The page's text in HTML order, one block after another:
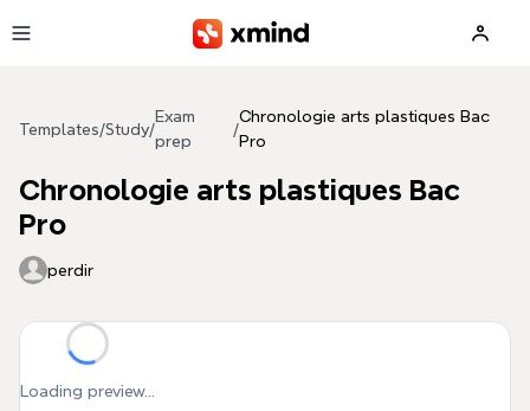
Templates/Study/
Exam
prep
/
Chronologie arts plastiques Bac
Pro
Chronologie arts plastiques Bac
Pro
perdir
Loading preview...